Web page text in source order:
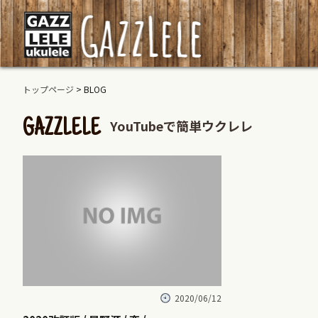
トップページ > BLOG
GAZZLELE YouTubeで簡単ウクレレ
2020/06/12